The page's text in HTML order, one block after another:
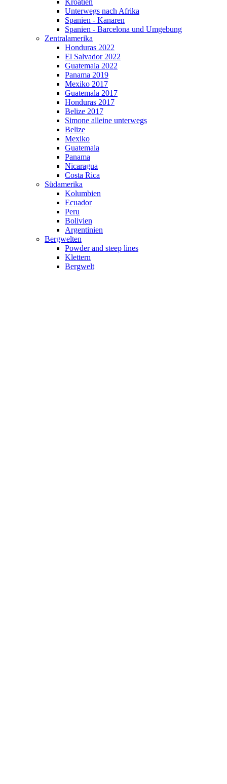
Kroatien
Unterwegs nach Afrika
Spanien - Kanaren
Spanien - Barcelona und Umgebung
Zentralamerika
Honduras 2022
El Salvador 2022
Guatemala 2022
Panama 2019
Mexiko 2017
Guatemala 2017
Honduras 2017
Belize 2017
Simone alleine unterwegs
Belize
Mexiko
Guatemala
Panama
Nicaragua
Costa Rica
Südamerika
Kolumbien
Ecuador
Peru
Bolivien
Argentinien
Bergwelten
Powder and steep lines
Klettern
Bergwelt